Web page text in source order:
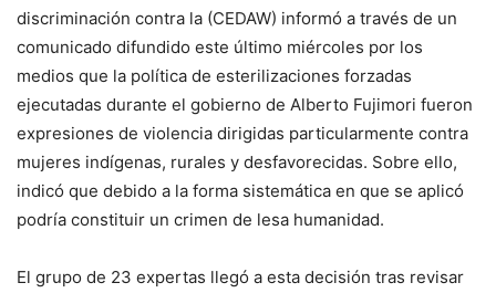
discriminación contra la (CEDAW) informó a través de un
comunicado difundido este último miércoles por los
medios que la política de esterilizaciones forzadas
ejecutadas durante el gobierno de Alberto Fujimori fueron
expresiones de violencia dirigidas particularmente contra
mujeres indígenas, rurales y desfavorecidas. Sobre ello,
indicó que debido a la forma sistemática en que se aplicó
podría constituir un crimen de lesa humanidad.
El grupo de 23 expertas llegó a esta decisión tras revisar